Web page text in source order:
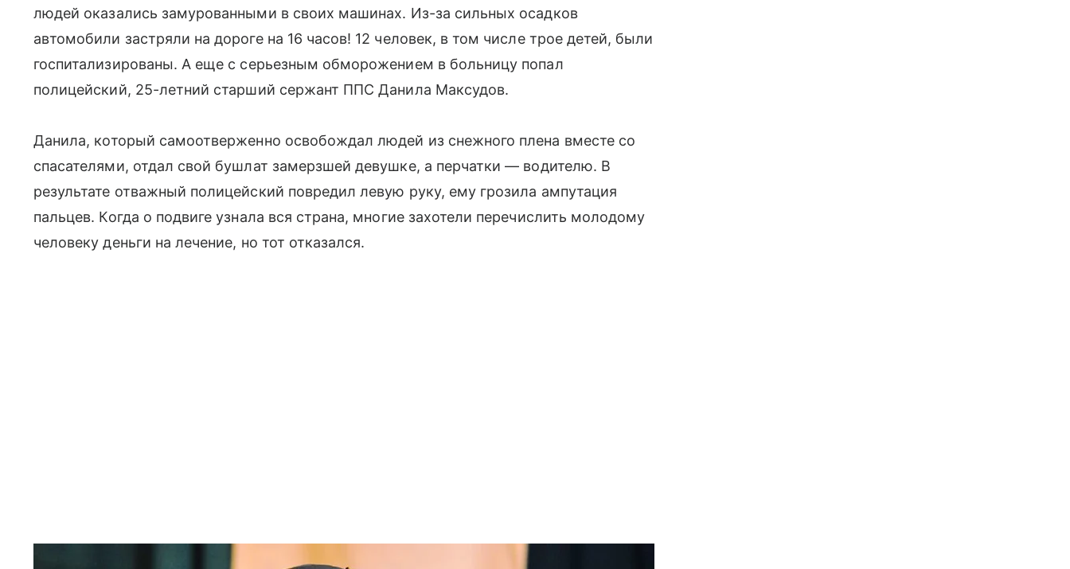
людей оказались замурованными в своих машинах. Из-за сильных осадков
автомобили застряли на дороге на 16 часов! 12 человек, в том числе трое детей, были
госпитализированы. А еще с серьезным обморожением в больницу попал
полицейский, 25-летний старший сержант ППС Данила Максудов.
Данила, который самоотверженно освобождал людей из снежного плена вместе со
спасателями, отдал свой бушлат замерзшей девушке, а перчатки — водителю. В
результате отважный полицейский повредил левую руку, ему грозила ампутация
пальцев. Когда о подвиге узнала вся страна, многие захотели перечислить молодому
человеку деньги на лечение, но тот отказался.